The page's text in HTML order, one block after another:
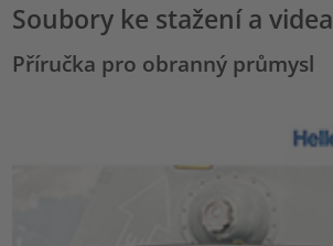
Soubory ke stažení a videa
Příručka pro obranný průmysl